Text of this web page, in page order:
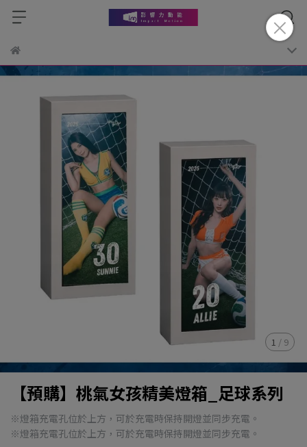
1 / 9
【預購】桃氣女孩精美燈箱_足球系列
※燈箱充電孔位於上方，可於充電時保持開燈並同步充電。
※燈箱充電孔位於上方，可於充電時保持開燈並同步充電。